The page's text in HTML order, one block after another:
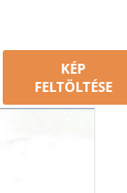
KÉP
FELTÖLTÉSE